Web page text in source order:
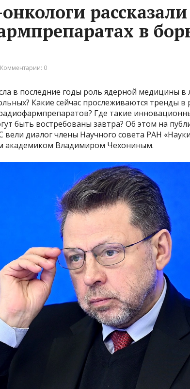
в
Комментарии: 0
в последние годы роль ядерной медицины в
Какие сейчас прослеживаются тренды в
Где такие
быть востребованы завтра? Об этом на
вели диалог члены Научного совета РАН
академиком Владимиром Чехониным.